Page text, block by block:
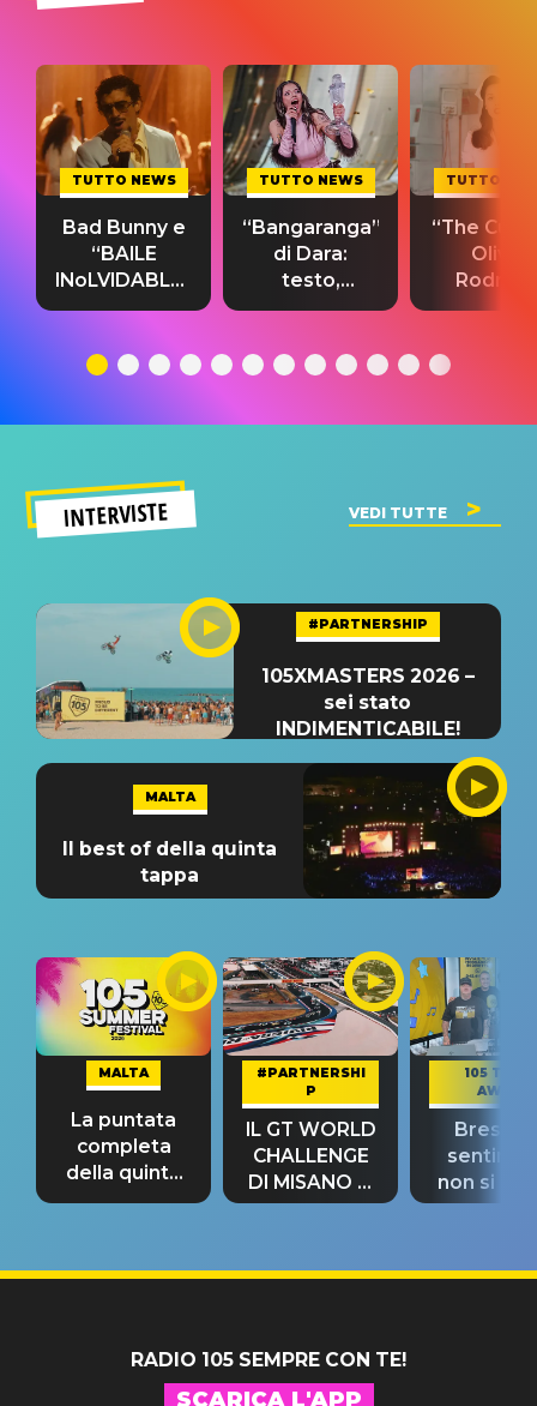
TUTTO NEWS
Bad Bunny e
“BAILE
INoLVIDABLE”:
testo,
significato
TUTTO NEWS
“Bangaranga”
di Dara:
testo,
traduzione e
del singolo
TUTTO
“The
Olivia
testo,
INTERVISTE VEDI TUTTE
#PARTNERSHIP
105XMASTERS 2026 –
sei stato
INDIMENTICABILE!
MALTA
Il best of della quinta
tappa
MALTA
La puntata
completa
della quinta
tappa
#PARTNERSHI
P
IL GT WORLD
CHALLENGE
DI MISANO si
riconferma
105 TAKE
AWAY
Bresh:
non si
fino alla
RADIO 105 SEMPRE CON TE!
SCARICA L'APP